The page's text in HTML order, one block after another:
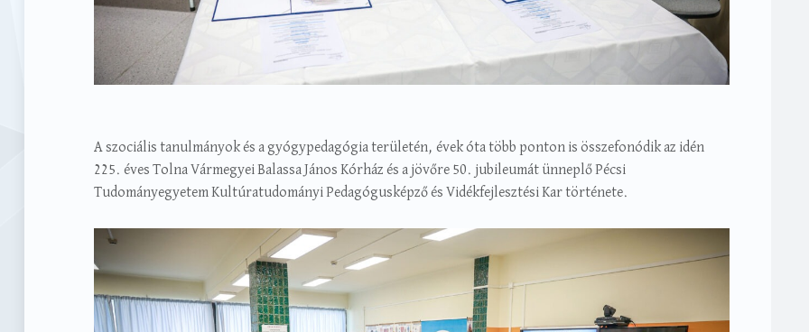
A szociális tanulmányok és a gyógypedagógia területén, évek óta több ponton is összefonódik az idén
225. éves Tolna Vármegyei Balassa János Kórház és a jövőre 50. jubileumát ünneplő Pécsi
Tudományegyetem Kultúratudományi Pedagógusképző és Vidékfejlesztési Kar története.